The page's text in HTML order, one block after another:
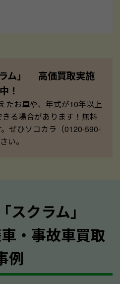
ラム」 高価買取実施
中！
たお車や、年式が10年以上
る場合があります！無料
ぜひソコカラ（0120-590-
い。
スクラム｣
・事故車買取
例